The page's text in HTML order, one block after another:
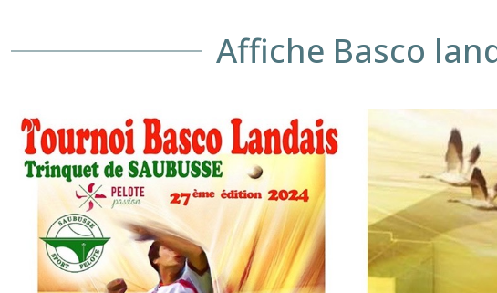
Affiche Basco